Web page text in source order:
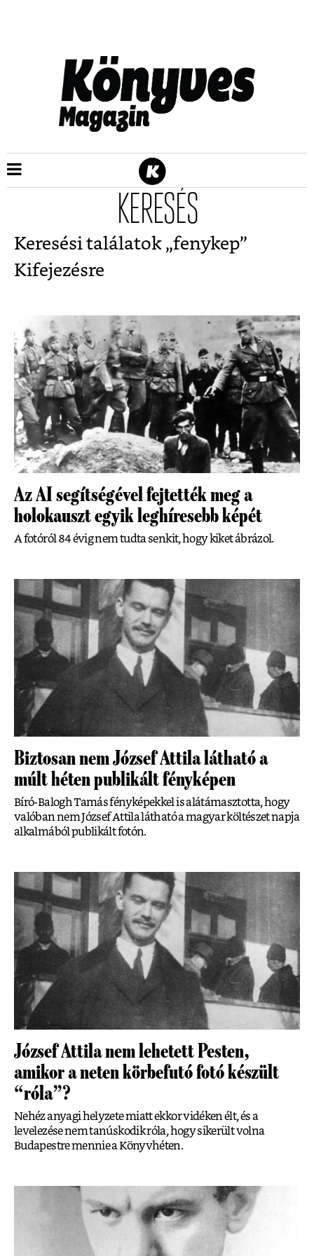
KERESÉS
Keresési találatok „fenykep”
Kifejezésre
Az AI segítségével fejtették meg a
holokauszt egyik leghíresebb képét
A fotóról 84 évig nem tudta senkit, hogy kiket ábrázol.
Biztosan nem József Attila látható a
múlt héten publikált fényképen
Bíró-Balogh Tamás fényképekkel is alátámasztotta, hogy
valóban nem József Attila látható a magyar költészet napja
alkalmából publikált fotón.
József Attila nem lehetett Pesten,
amikor a neten körbefutó fotó készült
“róla”?
Nehéz anyagi helyzete miatt ekkor vidéken élt, és a
levelezése nem tanúskodik róla, hogy sikerült volna
Budapestre mennie a Könyvhéten.